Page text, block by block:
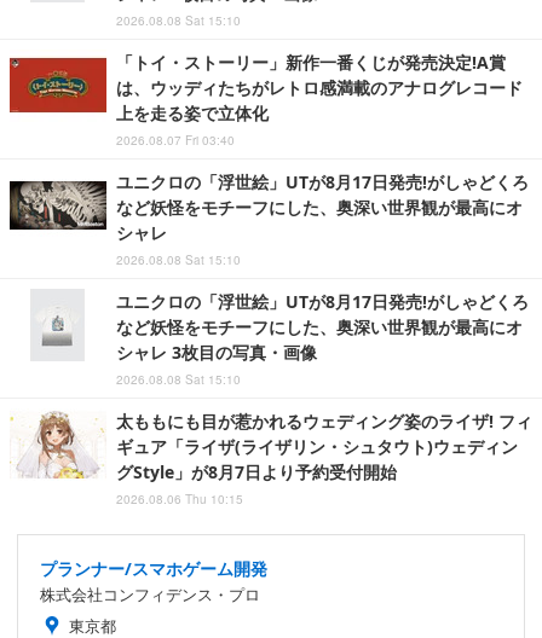
2026.08.08 Sat 15:10
「トイ・ストーリー」新作一番くじが発売決定!A賞
は、ウッディたちがレトロ感満載のアナログレコード
上を走る姿で立体化
2026.08.07 Fri 03:40
ユニクロの「浮世絵」UTが8月17日発売!がしゃどくろ
など妖怪をモチーフにした、奥深い世界観が最高にオ
シャレ
2026.08.08 Sat 15:10
ユニクロの「浮世絵」UTが8月17日発売!がしゃどくろ
など妖怪をモチーフにした、奥深い世界観が最高にオ
シャレ 3枚目の写真・画像
2026.08.08 Sat 15:10
太ももにも目が惹かれるウェディング姿のライザ! フィ
ギュア「ライザ(ライザリン・シュタウト)ウェディン
グStyle」が8月7日より予約受付開始
2026.08.06 Thu 10:15
プランナー/スマホゲーム開発
株式会社コンフィデンス・プロ
東京都